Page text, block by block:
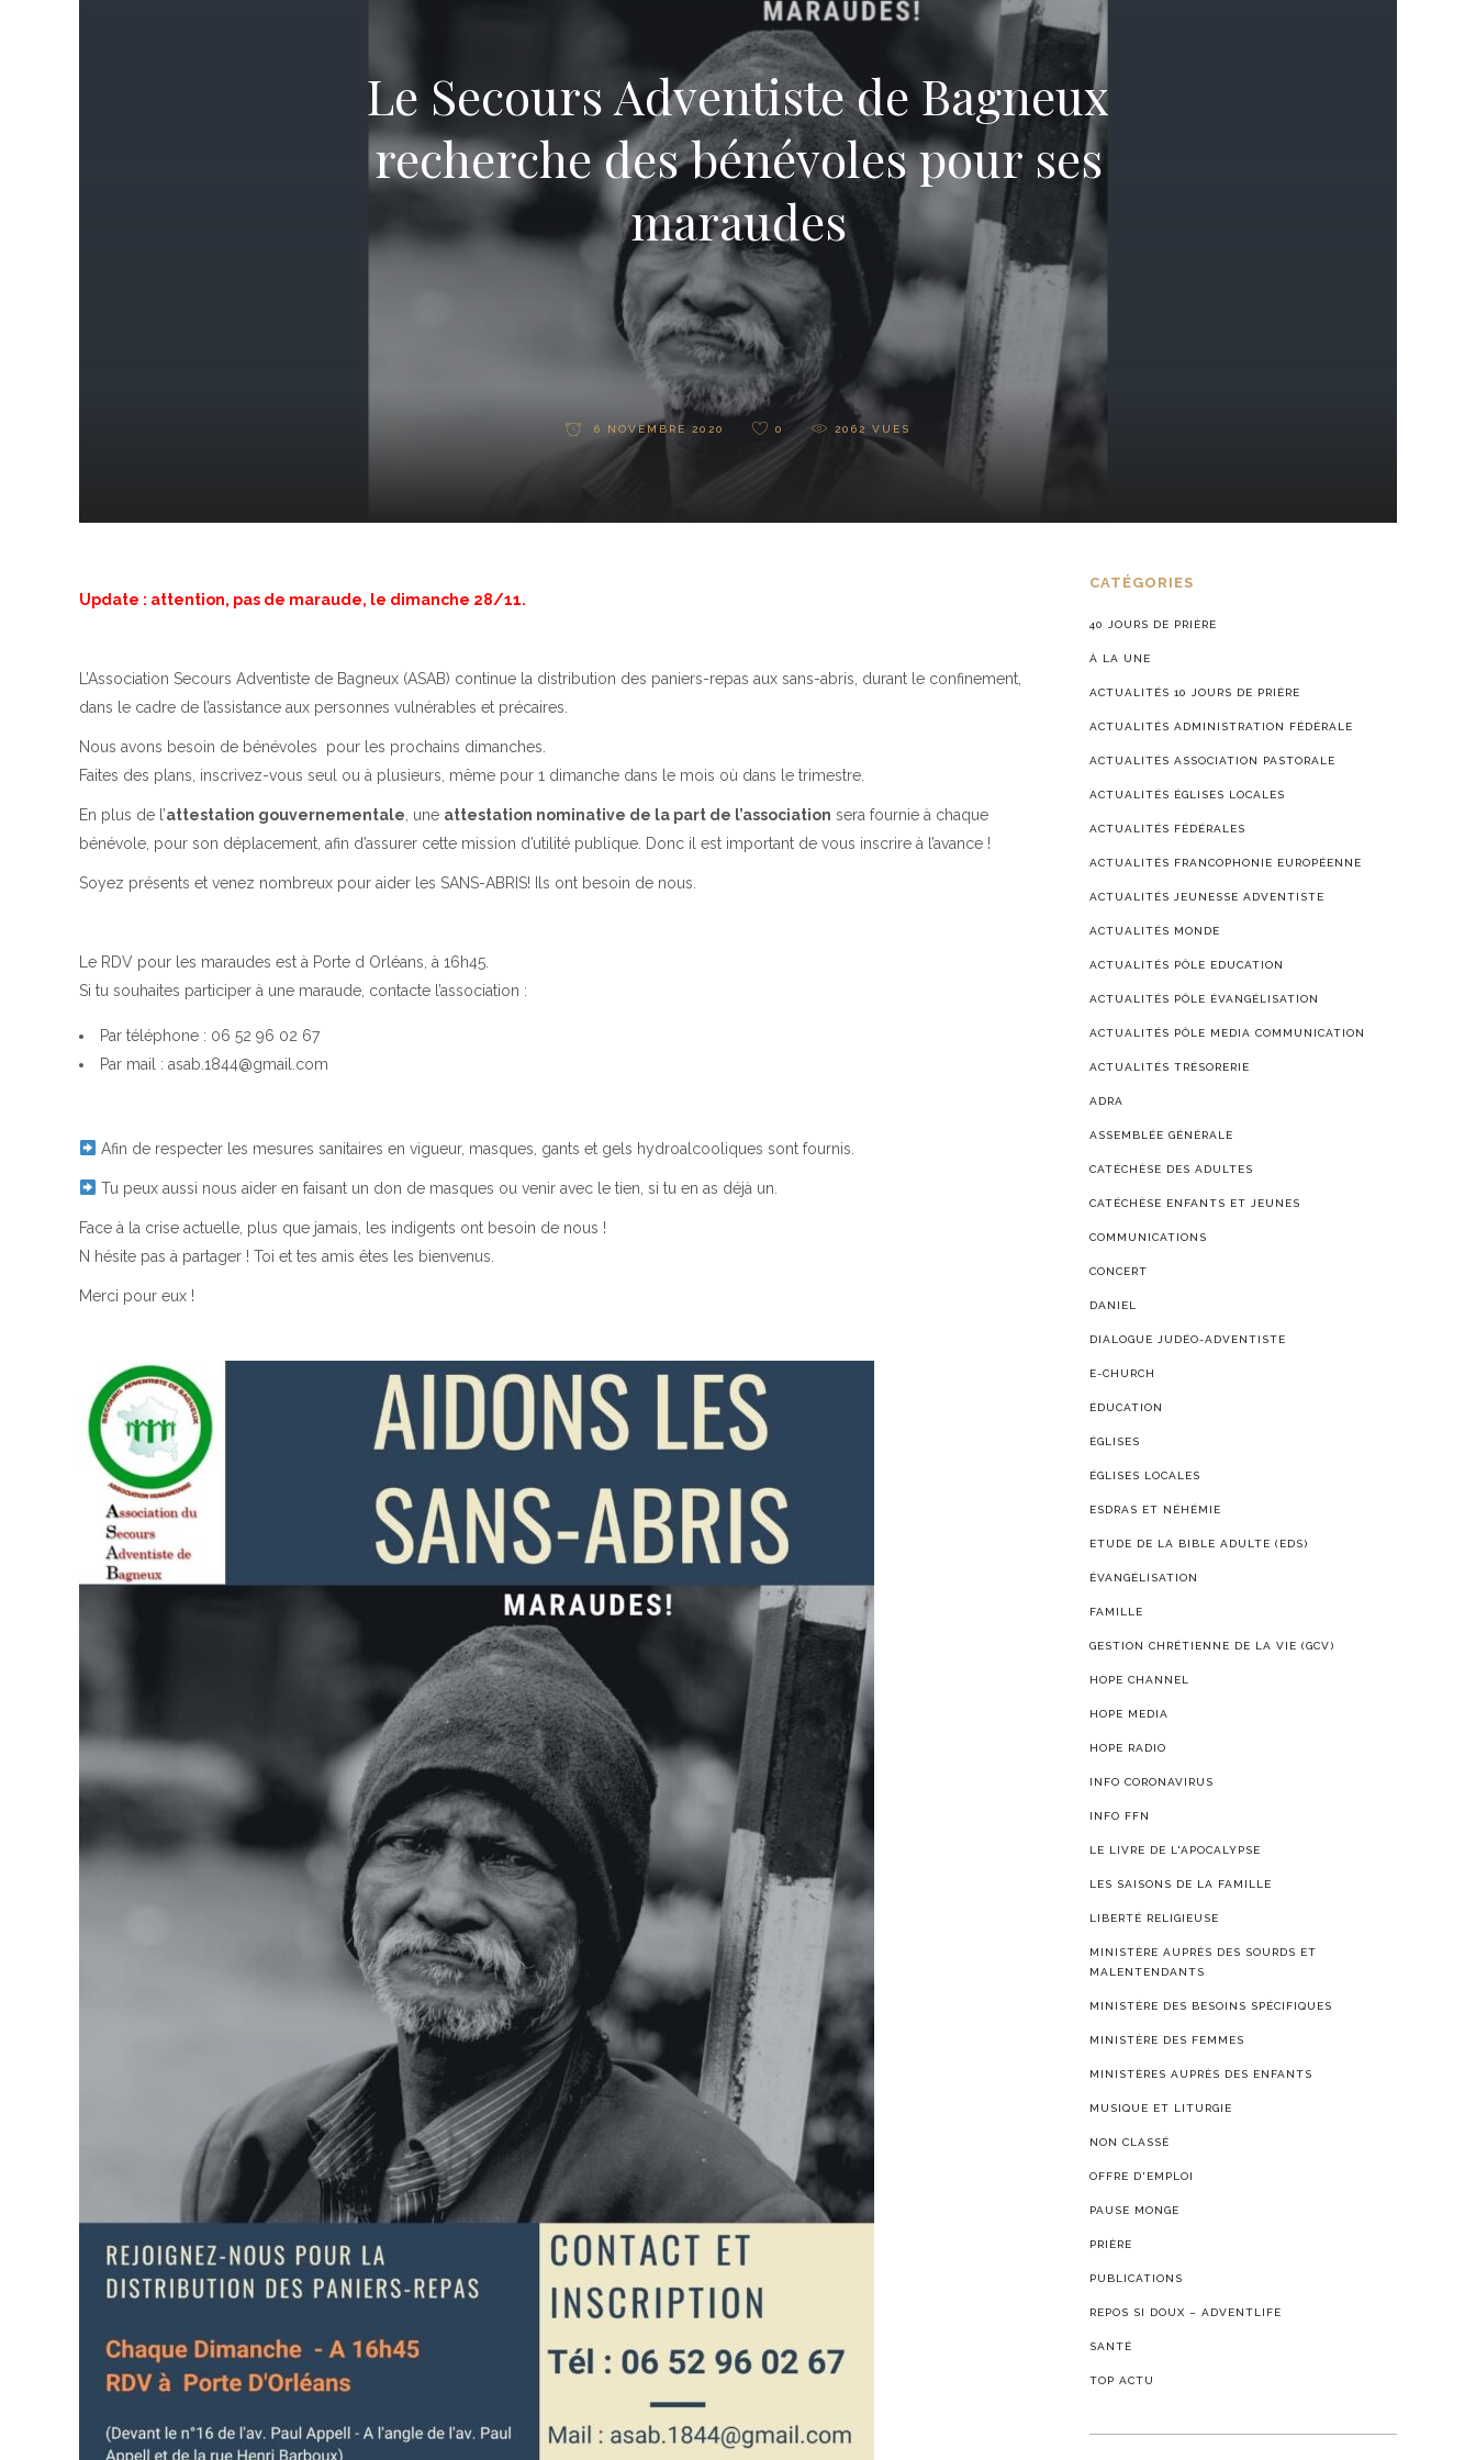
Le Secours Adventiste de Bagneux
recherche des bénévoles pour ses
maraudes
6 NOVEMBRE 2020 0 2062 VUES
Update : attention, pas de maraude, le dimanche 28/11.
L’Association Secours Adventiste de Bagneux (ASAB) continue la distribution des paniers-repas aux sans-abris, durant le confinement,
dans le cadre de l’assistance aux personnes vulnérables et précaires.
Nous avons besoin de bénévoles pour les prochains dimanches.
Faites des plans, inscrivez-vous seul ou à plusieurs, même pour 1 dimanche dans le mois où dans le trimestre.
En plus de l’attestation gouvernementale , une attestation nominative de la part de l’association sera fournie à chaque
bénévole, pour son déplacement, afin d’assurer cette mission d’utilité publique. Donc il est important de vous inscrire à l’avance !
Soyez présents et venez nombreux pour aider les SANS-ABRIS! Ils ont besoin de nous.
Le RDV pour les maraudes est à Porte d Orléans, à 16h45.
Si tu souhaites participer à une maraude, contacte l’association :
Par téléphone : 06 52 96 02 67
Par mail : asab.1844@gmail.com
Afin de respecter les mesures sanitaires en vigueur, masques, gants et gels hydroalcooliques sont fournis.
Tu peux aussi nous aider en faisant un don de masques ou venir avec le tien, si tu en as déjà un.
Face à la crise actuelle, plus que jamais, les indigents ont besoin de nous !
N hésite pas à partager ! Toi et tes amis êtes les bienvenus.
Merci pour eux !
CATÉGORIES
40 JOURS DE PRIÈRE
À LA UNE
ACTUALITÉS 10 JOURS DE PRIÈRE
ACTUALITÉS ADMINISTRATION FÉDÉRALE
ACTUALITÉS ASSOCIATION PASTORALE
ACTUALITÉS ÉGLISES LOCALES
ACTUALITÉS FÉDÉRALES
ACTUALITÉS FRANCOPHONIE EUROPÉENNE
ACTUALITÉS JEUNESSE ADVENTISTE
ACTUALITÉS MONDE
ACTUALITÉS PÔLE EDUCATION
ACTUALITÉS PÔLE ÉVANGÉLISATION
ACTUALITÉS PÔLE MEDIA COMMUNICATION
ACTUALITÉS TRÉSORERIE
ADRA
ASSEMBLÉE GÉNÉRALE
CATÉCHÈSE DES ADULTES
CATÉCHÈSE ENFANTS ET JEUNES
COMMUNICATIONS
CONCERT
DANIEL
DIALOGUE JUDÉO-ADVENTISTE
E-CHURCH
ÉDUCATION
ÉGLISES
ÉGLISES LOCALES
ESDRAS ET NÉHÉMIE
ETUDE DE LA BIBLE ADULTE (EDS)
ÉVANGÉLISATION
FAMILLE
GESTION CHRÉTIENNE DE LA VIE (GCV)
HOPE CHANNEL
HOPE MEDIA
HOPE RADIO
INFO CORONAVIRUS
INFO FFN
LE LIVRE DE L'APOCALYPSE
LES SAISONS DE LA FAMILLE
LIBERTÉ RELIGIEUSE
MINISTÈRE AUPRÈS DES SOURDS ET
MALENTENDANTS
MINISTÈRE DES BESOINS SPÉCIFIQUES
MINISTÈRE DES FEMMES
MINISTÈRES AUPRÈS DES ENFANTS
MUSIQUE ET LITURGIE
NON CLASSÉ
OFFRE D'EMPLOI
PAUSE MONGE
PRIÈRE
PUBLICATIONS
REPOS SI DOUX – ADVENTLIFE
SANTÉ
TOP ACTU